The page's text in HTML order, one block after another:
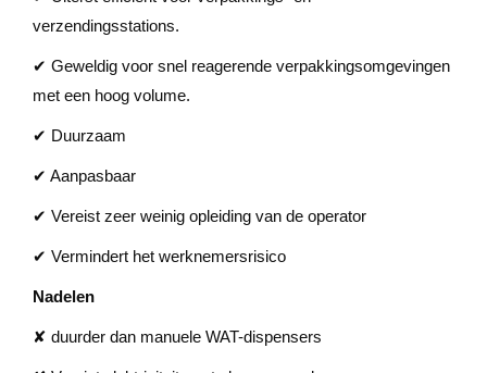
verzendingsstations.
✔ Geweldig voor snel reagerende verpakkingsomgevingen
met een hoog volume.
✔ Duurzaam
✔ Aanpasbaar
✔ Vereist zeer weinig opleiding van de operator
✔ Vermindert het werknemersrisico
Nadelen
✘ duurder dan manuele WAT-dispensers